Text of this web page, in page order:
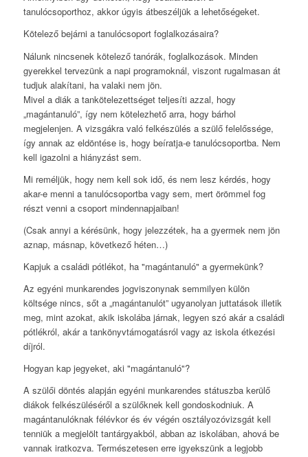
tanulócsoporthoz, akkor úgyis átbeszéljük a lehetőségeket.
Kötelező bejárni a tanulócsoport foglalkozásaira?
Nálunk nincsenek kötelező tanórák, foglalkozások. Minden
gyerekkel tervezünk a napi programoknál, viszont rugalmasan át
tudjuk alakítani, ha valaki nem jön.
Mivel a diák a tankötelezettséget teljesíti azzal, hogy
„magántanuló”, így nem kötelezhető arra, hogy bárhol
megjelenjen. A vizsgákra való felkészülés a szülő felelőssége,
így annak az eldöntése is, hogy beíratja-e tanulócsoportba. Nem
kell igazolni a hiányzást sem.
Mi reméljük, hogy nem kell sok idő, és nem lesz kérdés, hogy
akar-e menni a tanulócsoportba vagy sem, mert örömmel fog
részt venni a csoport mindennapjaiban!
(Csak annyi a kérésünk, hogy jelezzétek, ha a gyermek nem jön
aznap, másnap, következő héten…)
Kapjuk a családi pótlékot, ha "magántanuló" a gyermekünk?
Az egyéni munkarendes jogviszonynak semmilyen külön
költsége nincs, sőt a „magántanulót” ugyanolyan juttatások illetik
meg, mint azokat, akik iskolába járnak, legyen szó akár a családi
pótlékról, akár a tankönyvtámogatásról vagy az iskola étkezési
díjról.
Hogyan kap jegyeket, aki "magántanuló"?
A szülői döntés alapján egyéni munkarendes státuszba kerülő
diákok felkészüléséről a szülőknek kell gondoskodniuk. A
magántanulóknak félévkor és év végén osztályozóvizsgát kell
tenniük a megjelölt tantárgyakból, abban az iskolában, ahová be
vannak iratkozva. Természetesen erre igyekszünk a legjobb